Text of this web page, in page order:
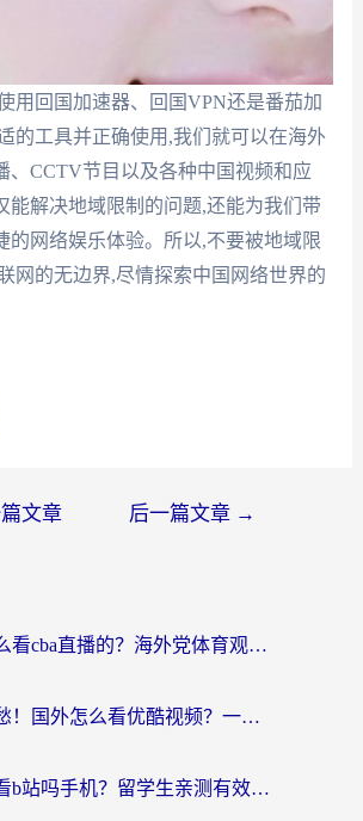
用回国加速器、回国VPN还是番茄加
的工具并正确使用,我们就可以在海外
、CCTV节目以及各种中国视频和应
能解决地域限制的问题,还能为我们带
的网络娱乐体验。所以,不要被地域限
网的无边界,尽情探索中国网络世界的
文章 后一篇文章 →
在香港怎么看cba直播的？海外党体育观赛终极指南：告别版权限制，畅享中文解说
海外党别愁！国外怎么看优酷视频？一招解决追剧、看直播难题
海外可以看b站吗手机？留学生亲测有效的回国加速指南